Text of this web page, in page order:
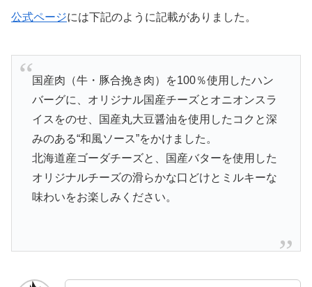
公式ページには下記のように記載がありました。
国産肉（牛・豚合挽き肉）を100％使用したハン
バーグに、オリジナル国産チーズとオニオンスラ
イスをのせ、国産丸大豆醤油を使用したコクと深
みのある“和風ソース”をかけました。
北海道産ゴーダチーズと、国産バターを使用した
オリジナルチーズの滑らかな口どけとミルキーな
味わいをお楽しみください。